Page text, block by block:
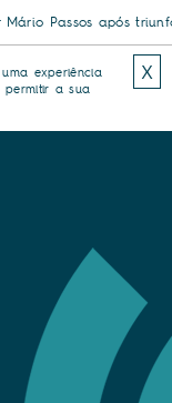
Passos após triunfo
experiência
permitir a sua
X